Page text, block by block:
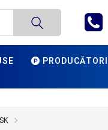
PRODUCĂTORI